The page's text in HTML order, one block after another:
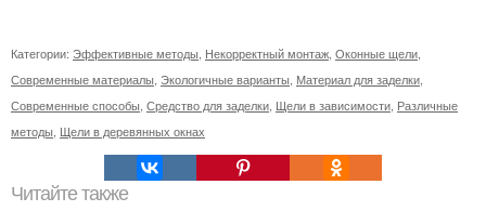
Категории: Эффективные методы Некорректный монтаж Оконные щели
Современные материалы Экологичные варианты Материал для заделки
Современные способы Средство для заделки Щели в зависимости Различные
методы Щели в деревянных окнах
Читайте также